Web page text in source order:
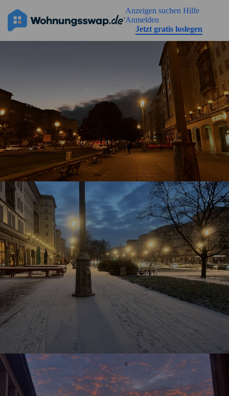
Anzeigen suchen Hilfe
Anmelden
Jetzt gratis loslegen